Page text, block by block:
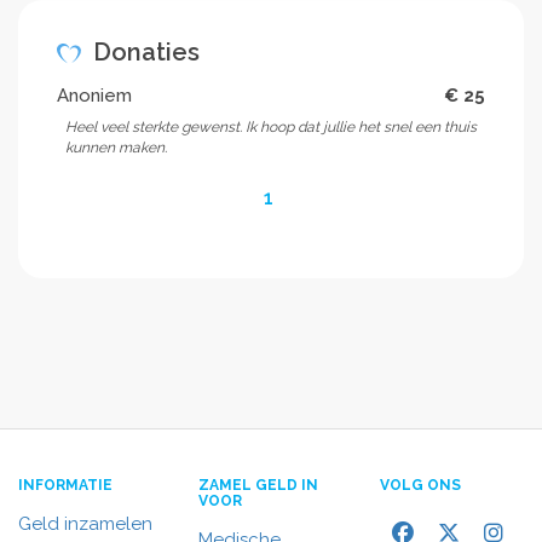
Donaties
Anoniem € 25
Heel veel sterkte gewenst. Ik hoop dat jullie het snel een thuis
kunnen maken.
1
INFORMATIE
Geld inzamelen
ZAMEL GELD IN
VOOR
VOLG ONS